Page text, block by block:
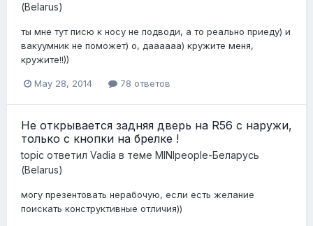
(Belarus)
ты мне тут писю к носу не подводи, а то реально приеду) и
вакуумник не поможет) о, даааааа) кружите меня,
кружите!!))
May 28, 2014 78 ответов
Не открывается задняя дверь на R56 с наружи,
только с кнопки на брелке !
topic ответил Vadia в теме MINIpeople-Беларусь
(Belarus)
могу презентовать нерабочую, если есть желание
поискать конструктивные отличия))